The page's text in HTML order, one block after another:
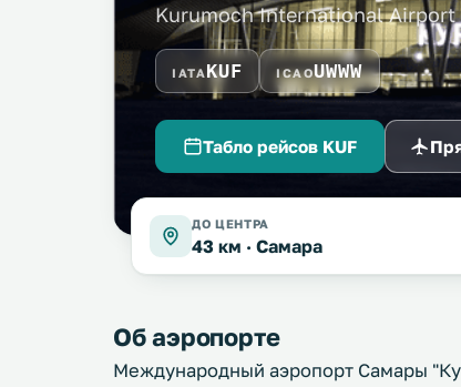
Kurumoch International Airport
IATAKUF ICAOUWWW
Табло рейсов KUF
ДО ЦЕНТРА
43 км · Самара
Об аэропорте
Международный аэропорт Самары